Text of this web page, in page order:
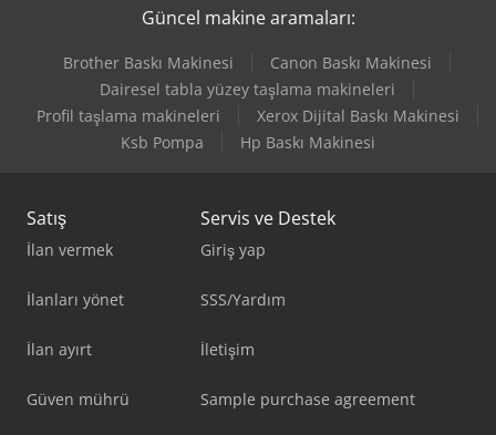
Güncel makine aramaları:
Brother Baskı Makinesi
Canon Baskı Makinesi
Dairesel tabla yüzey taşlama makineleri
Profil taşlama makineleri
Xerox Dijital Baskı Makinesi
Ksb Pompa
Hp Baskı Makinesi
Satış
İlan vermek
İlanları yönet
İlan ayırt
Güven mührü
Servis ve Destek
Giriş yap
SSS/Yardım
İletişim
Sample purchase agreement